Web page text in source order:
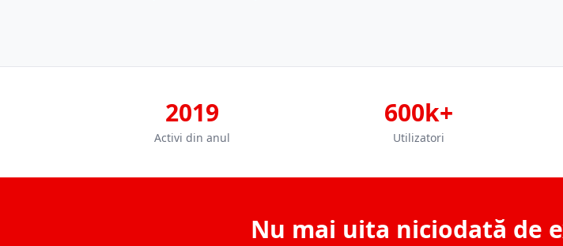
2019
Activi din anul
600k+
Utilizatori
Nu mai uita niciodată de